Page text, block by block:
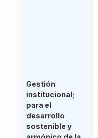
Gestión
institucional;
para el
desarrollo
sostenible y